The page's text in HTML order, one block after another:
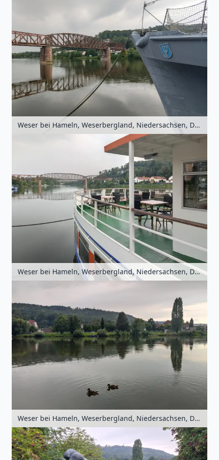
Weser bei Hameln, Weserbergland, Niedersachsen, Deutschland
Weser bei Hameln, Weserbergland, Niedersachsen, Deutschland
Weser bei Hameln, Weserbergland, Niedersachsen, Deutschland